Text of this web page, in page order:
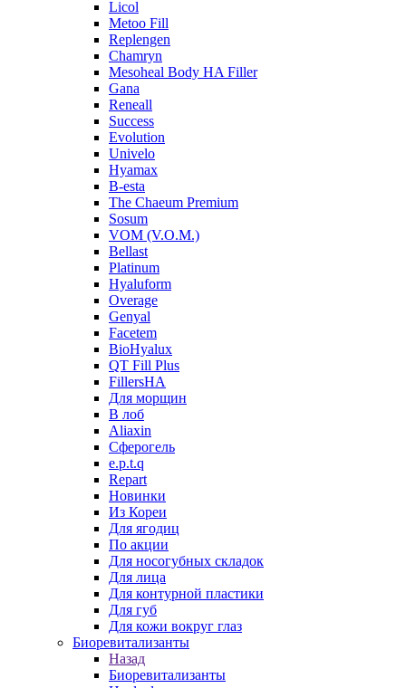
Licol
Metoo Fill
Replengen
Chamryn
Mesoheal Body HA Filler
Gana
Reneall
Success
Evolution
Univelo
Hyamax
B-esta
The Chaeum Premium
Sosum
VOM (V.O.M.)
Bellast
Platinum
Hyaluform
Overage
Genyal
Facetem
BioHyalux
QT Fill Plus
FillersHA
Для морщин
В лоб
Aliaxin
Сферогель
e.p.t.q
Repart
Новинки
Из Кореи
Для ягодиц
По акции
Для носогубных складок
Для лица
Для контурной пластики
Для губ
Для кожи вокруг глаз
Биоревитализанты
Назад
Биоревитализанты